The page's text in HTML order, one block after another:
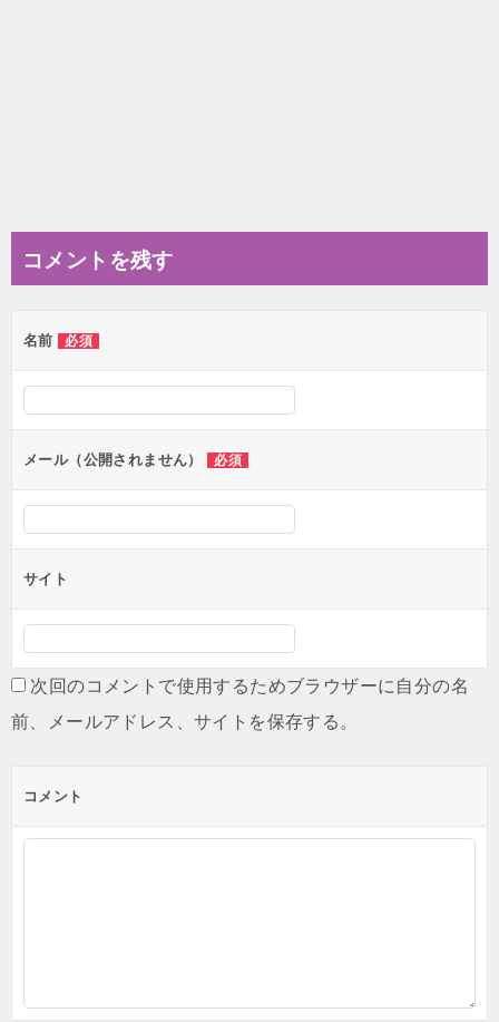
コメントを残す
名前 必須
メール（公開されません） 必須
サイト
次回のコメントで使用するためブラウザーに自分の名
前、メールアドレス、サイトを保存する。
コメント